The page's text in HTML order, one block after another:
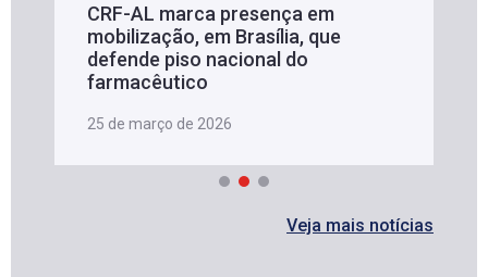
CRF-AL marca presença em
mobilização, em Brasília, que
defende piso nacional do
farmacêutico
25 de março de 2026
Veja mais notícias